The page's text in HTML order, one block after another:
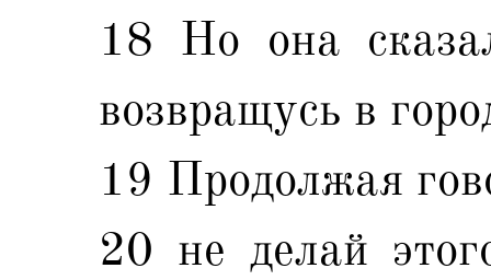
18 Но она
возвращусь в
19 Продолжая
20 не делай